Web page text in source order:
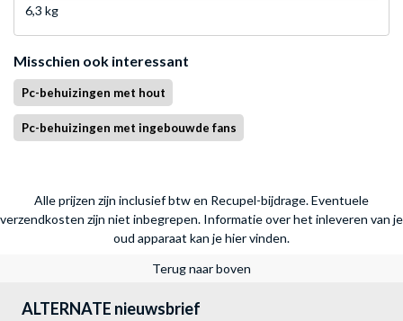
6,3 kg
Misschien ook interessant
Pc-behuizingen met hout
Pc-behuizingen met ingebouwde fans
Alle prijzen zijn inclusief btw en Recupel-bijdrage. Eventuele
verzendkosten zijn niet inbegrepen. Informatie over het inleveren van je
oud apparaat kan je hier vinden.
Terug naar boven
ALTERNATE nieuwsbrief